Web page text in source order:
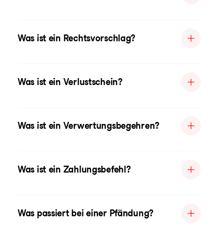
Was ist ein Rechtsvorschlag?
Was ist ein Verlustschein?
Was ist ein Verwertungsbegehren?
Was ist ein Zahlungsbefehl?
Was passiert bei einer Pfändung?